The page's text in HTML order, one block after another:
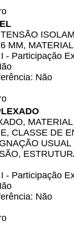
MM,
- Participação
Não
CLASSE DE
- Participação
Não